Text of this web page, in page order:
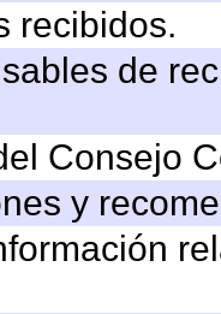
recibidos.
de
Consejo
y